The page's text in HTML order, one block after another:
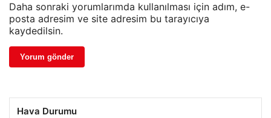
Daha sonraki yorumlarımda kullanılması için adım, e-
posta adresim ve site adresim bu tarayıcıya
kaydedilsin.
Hava Durumu